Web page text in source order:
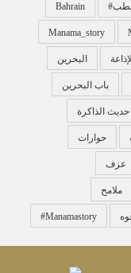
Bahrain
Manama_story
الإذاعة البحرين
باب البحرين
حديث الذاكرة
حوارات
عزف
ملامح
‏#manamastory